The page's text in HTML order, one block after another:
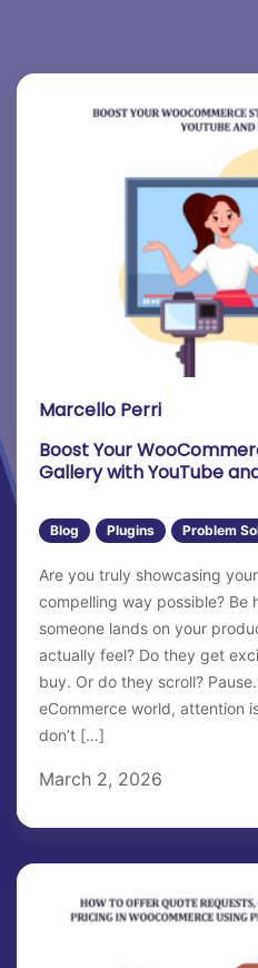
Marcello Perri
Boost Your
Gallery with YouTube
Blog Plugins Problem
Are you truly showcasing
compelling way possible? Be
someone lands on your
actually feel? Do they get
buy. Or do they scroll?
eCommerce world, attention
don’t […]
March 2, 2026